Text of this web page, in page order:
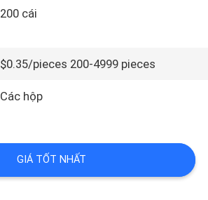
200 cái
$0.35/pieces 200-4999 pieces
Các hộp
GIÁ TỐT NHẤT